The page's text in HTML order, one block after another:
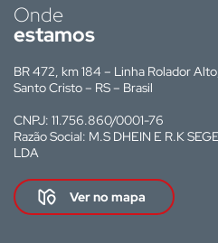
Onde
estamos
BR 472, km 184 – Linha Rolador
Santo Cristo – RS – Brasil
CNPJ: 11.756.860/0001-76
Razão Social: M.S DHEIN E R.K
LDA
Ver no mapa